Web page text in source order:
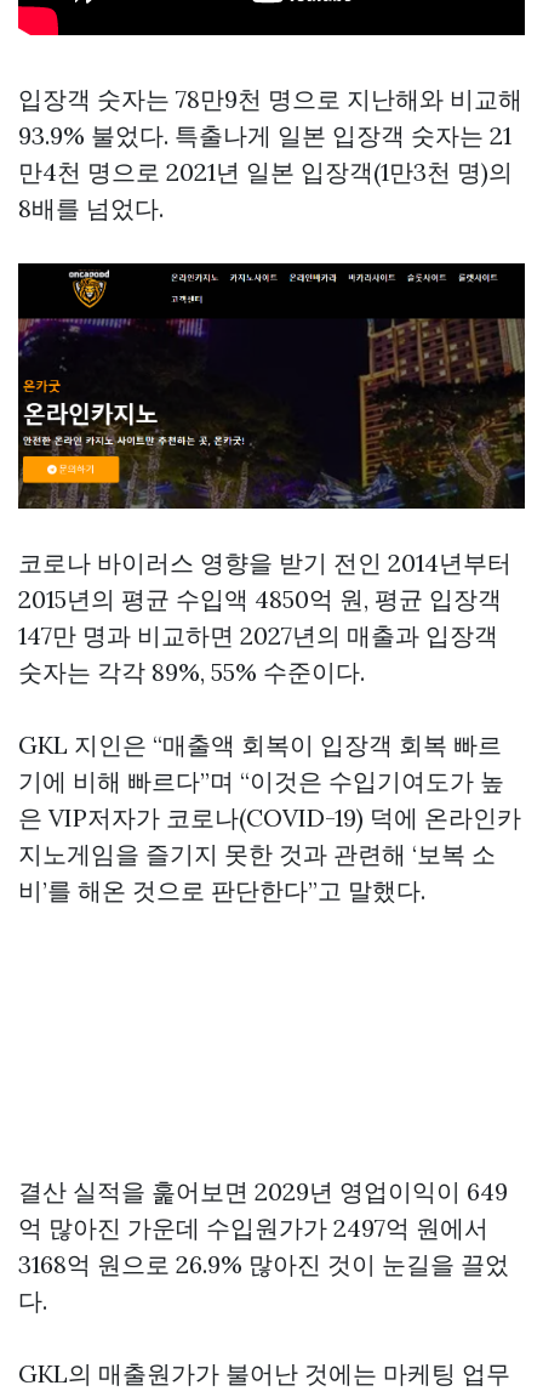
입장객 숫자는 78만9천 명으로 지난해와 비교해
93.9% 불었다. 특출나게 일본 입장객 숫자는 21
만4천 명으로 2021년 일본 입장객(1만3천 명)의
8배를 넘었다.
코로나 바이러스 영향을 받기 전인 2014년부터
2015년의 평균 수입액 4850억 원, 평균 입장객
147만 명과 비교하면 2027년의 매출과 입장객
숫자는 각각 89%, 55% 수준이다.
GKL 지인은 “매출액 회복이 입장객 회복 빠르
기에 비해 빠르다”며 “이것은 수입기여도가 높
은 VIP저자가 코로나(COVID-19) 덕에 온라인카
지노게임을 즐기지 못한 것과 관련해 ‘보복 소
비’를 해온 것으로 판단한다”고 말했다.
결산 실적을 훑어보면 2029년 영업이익이 649
억 많아진 가운데 수입원가가 2497억 원에서
3168억 원으로 26.9% 많아진 것이 눈길을 끌었
다.
GKL의 매출원가가 불어난 것에는 마케팅 업무